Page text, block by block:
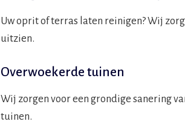
Uw oprit of terras laten reinigen? Wij
uitzien.
Overwoekerde tuinen
Wij zorgen voor een grondige sanering
tuinen.